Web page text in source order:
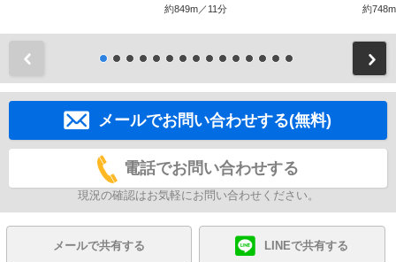
約849m／11分 約
メールでお問い合わせする(無料)
電話でお問い合わせする
現況の確認はお気軽にお問い合わせください。
メールで共有する LINEで共有する